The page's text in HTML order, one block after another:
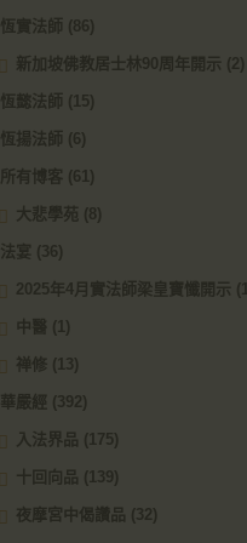
恆實法師 (86)
新加坡佛教居士林90周年開示 (2)
恆懿法師 (15)
恆揚法師 (6)
所有博客 (61)
大悲學苑 (8)
法宴 (36)
2025年4月實法師梁皇寶懺開示 (1)
中醫 (1)
禅修 (13)
華嚴經 (392)
入法界品 (175)
十回向品 (139)
夜摩宮中偈讚品 (32)